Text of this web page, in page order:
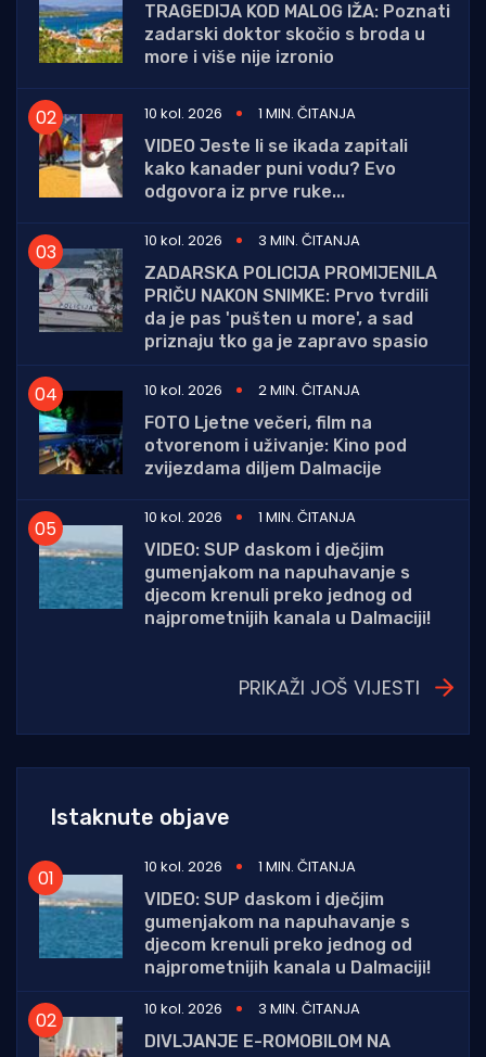
TRAGEDIJA KOD MALOG IŽA: Poznati
zadarski doktor skočio s broda u
more i više nije izronio
10 kol. 2026
1 MIN. ČITANJA
VIDEO Jeste li se ikada zapitali
kako kanader puni vodu? Evo
odgovora iz prve ruke...
10 kol. 2026
3 MIN. ČITANJA
ZADARSKA POLICIJA PROMIJENILA
PRIČU NAKON SNIMKE: Prvo tvrdili
da je pas 'pušten u more', a sad
priznaju tko ga je zapravo spasio
10 kol. 2026
2 MIN. ČITANJA
FOTO Ljetne večeri, film na
otvorenom i uživanje: Kino pod
zvijezdama diljem Dalmacije
10 kol. 2026
1 MIN. ČITANJA
VIDEO: SUP daskom i dječjim
gumenjakom na napuhavanje s
djecom krenuli preko jednog od
najprometnijih kanala u Dalmaciji!
PRIKAŽI JOŠ VIJESTI
Istaknute objave
10 kol. 2026
1 MIN. ČITANJA
VIDEO: SUP daskom i dječjim
gumenjakom na napuhavanje s
djecom krenuli preko jednog od
najprometnijih kanala u Dalmaciji!
10 kol. 2026
3 MIN. ČITANJA
DIVLJANJE E-ROMOBILOM NA